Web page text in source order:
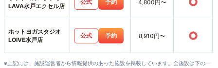
LAVA水戸エクセル店
公式 予約 4,800円〜
ホットヨガスタジオ
LOIVE水戸店
公式 予約 8,910円〜 ○
※上記には、施設運営者から情報提供のあった施設を掲載しています。全施設は下の一